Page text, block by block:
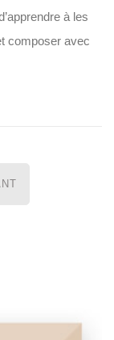
à les
composer avec